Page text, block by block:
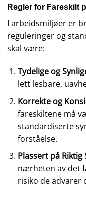
Regler for Fareskilt
I arbeidsmiljøer er
reguleringer og
skal være:
Tydelige og
lett lesbare,
Korrekte og
fareskiltene må
standardiserte
forståelse.
Plassert på Riktig
nærheten av det
risiko de advarer